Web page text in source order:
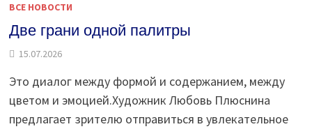
ВСЕ НОВОСТИ
Две грани одной палитры
15.07.2026
Это диалог между формой и содержанием, между
цветом и эмоцией.Художник Любовь Плюснина
предлагает зрителю отправиться в увлекательное